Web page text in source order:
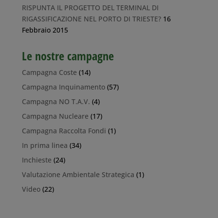
RISPUNTA IL PROGETTO DEL TERMINAL DI
RIGASSIFICAZIONE NEL PORTO DI TRIESTE? 16
Febbraio 2015
Le nostre campagne
Campagna Coste (14)
Campagna Inquinamento(57)
Campagna NO T.A.V. (4)
Campagna Nucleare (17)
Campagna Raccolta Fondi (1)
In prima linea (34)
Inchieste (24)
Valutazione Ambientale Strategica (1)
Video(22)